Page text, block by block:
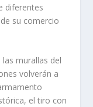
diferentes
su comercio
murallas del
volverán a
el tiro con